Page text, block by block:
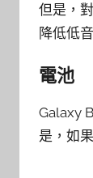
但是，
降低低
電池
Galaxy
是，如